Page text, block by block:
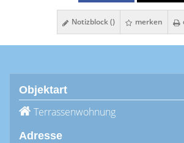
Notizblock () merken
Objektart
Terrassenwohnung
Adresse